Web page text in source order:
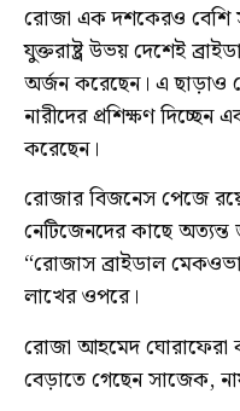
রোজা এক দশকেরও বেশি
যুক্তরাষ্ট্র উভয় দেশেই
অর্জন করেছেন। এ ছাড়াও
নারীদের প্রশিক্ষণ
করেছেন।
রোজার বিজনেস পেজে
নেটিজেনদের কাছে
“রোজাস ব্রাইডাল
লাখের ওপরে।
রোজা আহমেদ ঘোরাফেরা
বেড়াতে গেছেন সাজেক,